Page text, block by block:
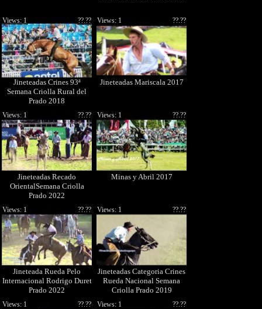
Jineteadas Crines 93ª
Semana Criolla Rural del
Prado 2018
??.??
Views: 1
Jineteadas Mariscala 2017
??.??
Views: 1
Jineteadas Recado
OrientalSemana Criolla
Prado 2022
??.??
Views: 1
Minas y Abril 2017
??.??
Views: 1
Jineteada Rueda Pelo
Internacional Rodrigo Duret
Prado 2022
??.??
Views: 1
Jineteadas Categoria Crines
Rueda Nacional Semana
Criolla Prado 2019
??.??
Views: 1
??.??
Views: 1 ??.??
Views: 1